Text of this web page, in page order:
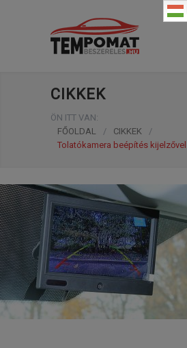
CIKKEK
ÖN ITT VAN:
FŐOLDAL
/ CIKKEK
/
Tolatókamera beépítés kijelzővel